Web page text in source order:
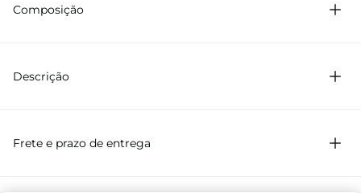
Composição
Descrição
Frete e prazo de entrega